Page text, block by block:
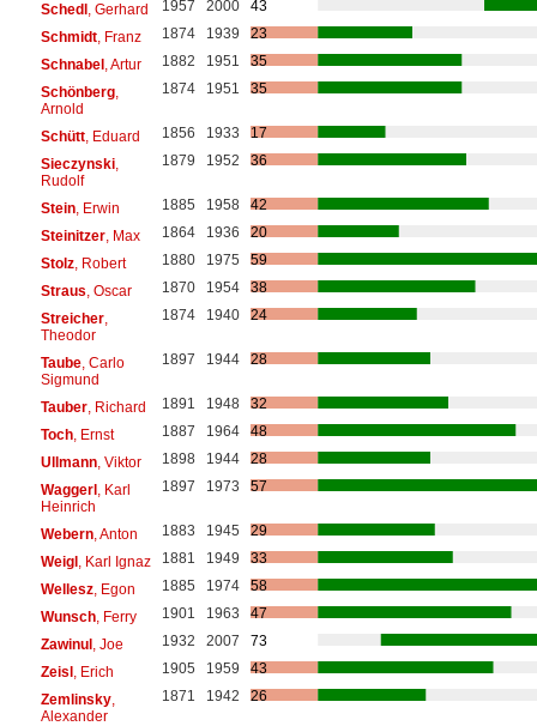
Schedl, Gerhard 1957 2000
43
Schmidt, Franz 1874 1939
23
Schnabel, Artur 1882 1951
35
Schönberg,
Arnold
1874 1951 35
Schütt, Eduard 1856 1933
17
Sieczynski,
Rudolf
1879 1952 36
Stein, Erwin 1885 1958
42
Steinitzer, Max 1864 1936
20
Stolz, Robert 1880 1975
59
Straus , Oscar 1870 1954
38
Streicher,
Theodor
1874 1940 24
Taube, Carlo
Sigmund
1897 1944 28
Tauber, Richard 1891 1948
32
Toch, Ernst 1887 1964
48
Ullmann, Viktor 1898 1944
28
Waggerl, Karl
Heinrich
1897 1973 57
Webern, Anton 1883 1945
29
Weigl, Karl Ignaz 1881 1949
33
Wellesz, Egon 1885 1974
58
Wunsch, Ferry 1901 1963
47
Zawinul, Joe 1932 2007
73
Zeisl, Erich 1905 1959
43
Zemlinsky,
Alexander
1871 1942 26